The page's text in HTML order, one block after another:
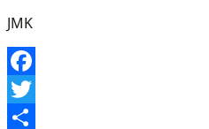
JMK
Facebook
Twitter